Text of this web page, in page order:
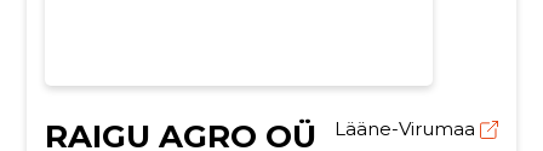
RAIGU AGRO OÜ Lääne-Virumaa